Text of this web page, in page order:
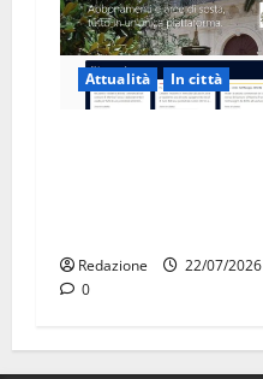
Attualità In città
Redazione
22/07/2026
0